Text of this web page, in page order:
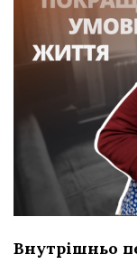
Внутрішньо